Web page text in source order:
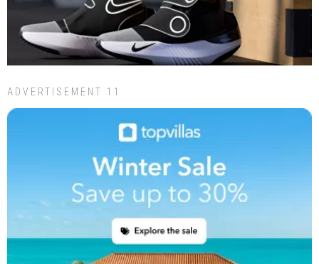
ADVERTISEMENT 11